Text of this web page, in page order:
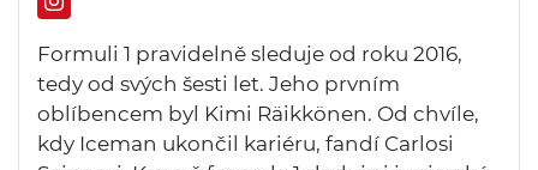
Formuli 1 pravidelně sleduje od roku 2016,
tedy od svých šesti let. Jeho prvním
oblíbencem byl Kimi Räikkönen. Od chvíle,
kdy Iceman ukončil kariéru, fandí Carlosi